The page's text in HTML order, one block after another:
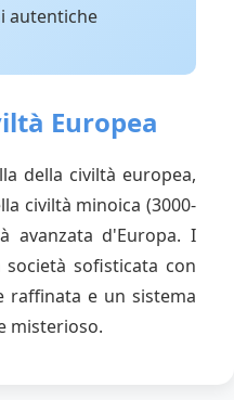
autentiche
Europea
della civiltà europea,
civiltà minoica (3000-
avanzata d'Europa. I
sofisticata con
raffinata e un sistema
misterioso.